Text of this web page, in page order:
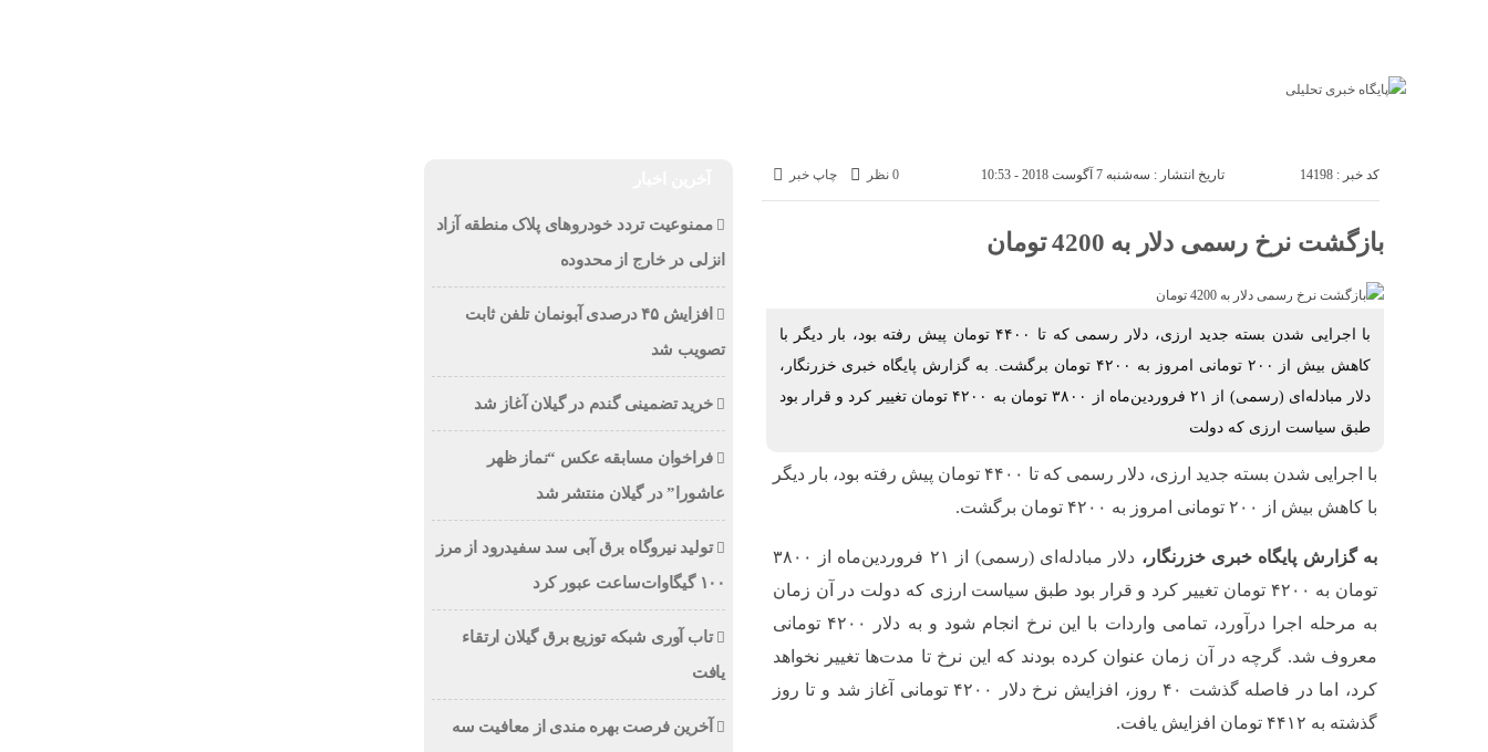
تاریخ انتشار : سه‌شنبه 7 آگوست 2018 - 10:53 کد خبر : 14198 چاپ خبر 0 نظر
بازگشت نرخ رسمی دلار به 4200 تومان
با اجرایی شدن بسته جدید ارزی، دلار رسمی که تا ۴۴۰۰ تومان پیش رفته بود، بار دیگر با
کاهش بیش از ۲۰۰ تومانی امروز به ۴۲۰۰ تومان برگشت. به گزارش پایگاه خبری خزرنگار،
دلار مبادله‌ای (رسمی) از ۲۱ فروردین‌ماه از ۳۸۰۰ تومان به ۴۲۰۰ تومان تغییر کرد و قرار بود
طبق سیاست ارزی که دولت
با اجرایی شدن بسته جدید ارزی، دلار رسمی که تا ۴۴۰۰ تومان پیش رفته بود، بار دیگر
با کاهش بیش از ۲۰۰ تومانی امروز به ۴۲۰۰ تومان برگشت.
به گزارش پایگاه خبری خزرنگار،
دلار مبادله‌ای (رسمی) از ۲۱ فروردین‌ماه از ۳۸۰۰
تومان به ۴۲۰۰ تومان تغییر کرد و قرار بود طبق سیاست ارزی که دولت در آن زمان
به مرحله اجرا درآورد، تمامی واردات با این نرخ انجام شود و به دلار ۴۲۰۰ تومانی
معروف شد. گرچه در آن زمان عنوان کرده بودند که این نرخ تا مدت‌ها تغییر نخواهد
کرد، اما در فاصله گذشت ۴۰ روز، افزایش نرخ دلار ۴۲۰۰ تومانی آغاز شد و تا روز
گذشته به ۴۴۱۲ تومان افزایش یافت.
ممنوعیت تردد خودروهای پلاک منطقه آزاد
انزلی در خارج از محدوده
افزایش ۴۵ درصدی آبونمان تلفن ثابت
تصویب شد
خرید تضمینی گندم در گیلان آغاز شد
فراخوان مسابقه عکس “نماز ظهر
عاشورا” در گیلان منتشر شد
تولید نیروگاه برق‌ آبی سد سفیدرود از مرز
۱۰۰ گیگاوات‌ساعت عبور کرد
تاب آوری شبکه توزیع برق گیلان ارتقاء
یافت
آخرین فرصت بهره مندی از معافیت سه